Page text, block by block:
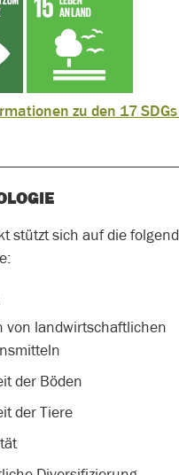
zu den 17
stützt sich auf die
von landwirtschaftlichen
der Böden
der Tiere